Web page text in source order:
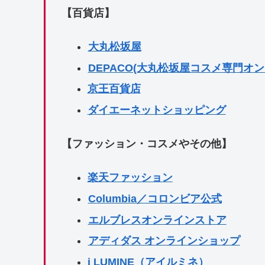
【百貨店】
大丸松坂屋
DEPACO(大丸松坂屋コスメ専門オ
京王百貨店
ダイエーネットショッピング
【ファッション・コスメやその他】
楽天ファッション
Columbia／コロンビア公式
エルブレスオンラインストア
アディダス オンラインショップ
i LUMINE（アイルミネ）